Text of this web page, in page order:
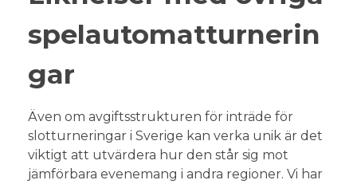
spelautomatturnerin
gar
Även om avgiftsstrukturen för inträde för
slotturneringar i Sverige kan verka unik är det
viktigt att utvärdera hur den står sig mot
jämförbara evenemang i andra regioner. Vi har